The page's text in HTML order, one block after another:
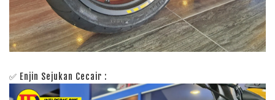
✅ Enjin Sejukan Cecair :